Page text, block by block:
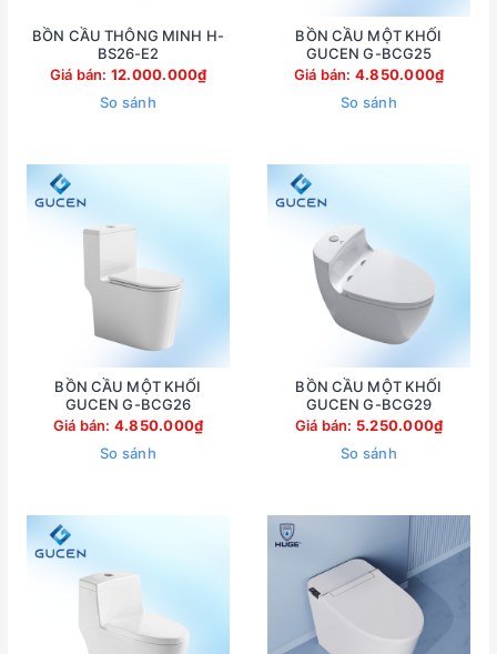
BỒN CẦU THÔNG MINH H-
BS26-E2
Giá bán: 12.000.000₫
So sánh
BỒN CẦU MỘT KHỐI
GUCEN G-BCG25
Giá bán: 4.850.000₫
So sánh
BỒN CẦU MỘT KHỐI
GUCEN G-BCG26
Giá bán: 4.850.000₫
So sánh
BỒN CẦU MỘT KHỐI
GUCEN G-BCG29
Giá bán: 5.250.000₫
So sánh